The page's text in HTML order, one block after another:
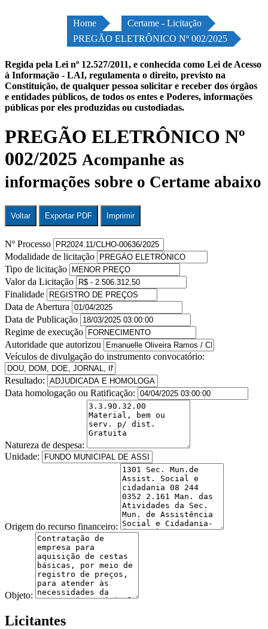
Home
Certame - Licitação
PREGÃO ELETRÔNICO Nº 002/2025
Regida pela Lei nº 12.527/2011, e conhecida como Lei de Acesso
à Informação - LAI, regulamenta o direito, previsto na
Constituição, de qualquer pessoa solicitar e receber dos órgãos
e entidades públicos, de todos os entes e Poderes, informações
públicas por eles produzidas ou custodiadas.
PREGÃO ELETRÔNICO Nº
002/2025 Acompanhe as
informações sobre o Certame abaixo
Voltar Exportar PDF Imprimir
Nº Processo
Modalidade de licitação
Tipo de licitação
Valor da Licitação
Finalidade
Data de Abertura
Data de Publicação
Regime de execução
Autoridade que autorizou
Veículos de divulgação do instrumento convocatório:
Resultado:
Data homologação ou Ratificação:
Natureza de despesa:
Unidade:
Origem do recurso financeiro:
Objeto:
Licitantes